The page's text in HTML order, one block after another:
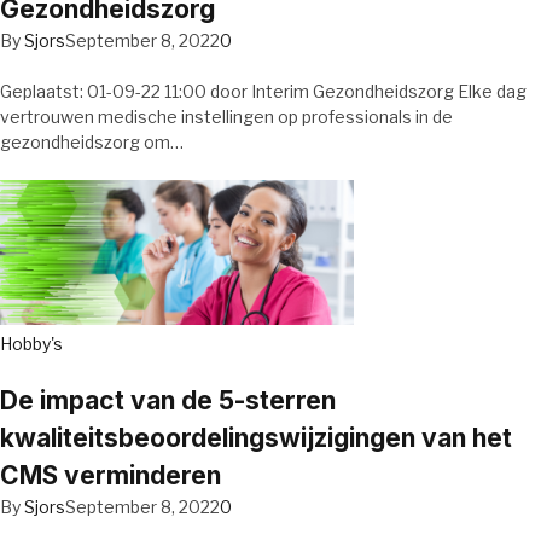
Gezondheidszorg
BySjorsSeptember 8, 20220
Geplaatst: 01-09-22 11:00 door Interim Gezondheidszorg Elke dag
vertrouwen medische instellingen op professionals in de
gezondheidszorg om…
Hobby's
De impact van de 5-sterren
kwaliteitsbeoordelingswijzigingen van het
CMS verminderen
BySjorsSeptember 8, 20220